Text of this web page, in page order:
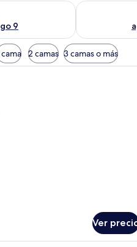
9
para hoy ago 8 - ago 9
Consulta la
cama 2 camas 3 camas o más
Una habitación de hotel con
Ver